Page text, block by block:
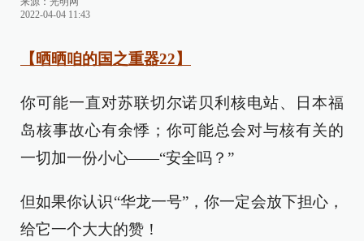
2022-04-04 11:43
【晒晒咱的国之重器22】
你可能一直对苏联切尔诺贝利核电站、日本福
岛核事故心有余悸；你可能总会对与核有关的
一切加一份小心——“安全吗？”
但如果你认识“华龙一号”，你一定会放下担心，
给它一个大大的赞！